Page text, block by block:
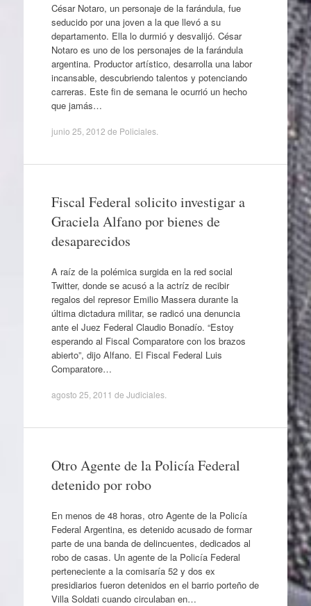
César Notaro, un personaje de la farándula, fue
seducido por una joven a la que llevó a su
departamento. Ella lo durmió y desvalijó. César
Notaro es uno de los personajes de la farándula
argentina. Productor artístico, desarrolla una labor
incansable, descubriendo talentos y potenciando
carreras. Este fin de semana le ocurrió un hecho
que jamás…
junio 25, 2012 de Policiales.
Fiscal Federal solicito investigar a
Graciela Alfano por bienes de
desaparecidos
A raíz de la polémica surgida en la red social
Twitter, donde se acusó a la actríz de recibir
regalos del represor Emilio Massera durante la
última dictadura militar, se radicó una denuncia
ante el Juez Federal Claudio Bonadío. “Estoy
esperando al Fiscal Comparatore con los brazos
abierto”, dijo Alfano. El Fiscal Federal Luis
Comparatore…
agosto 25, 2011 de Judiciales.
Otro Agente de la Policía Federal
detenido por robo
En menos de 48 horas, otro Agente de la Policía
Federal Argentina, es detenido acusado de formar
parte de una banda de delincuentes, dedicados al
robo de casas. Un agente de la Policía Federal
perteneciente a la comisaría 52 y dos ex
presidiarios fueron detenidos en el barrio porteño de
Villa Soldati cuando circulaban en…